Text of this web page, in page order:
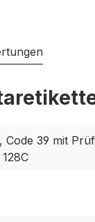
39 mit